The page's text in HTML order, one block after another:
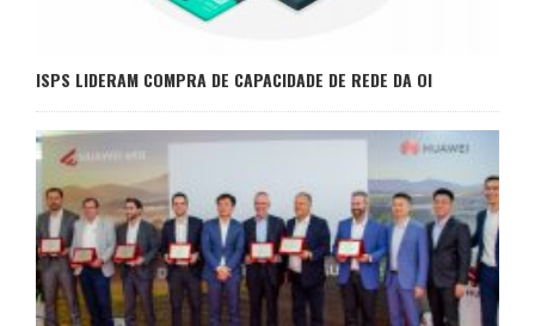
ISPS LIDERAM COMPRA DE CAPACIDADE DE REDE DA OI